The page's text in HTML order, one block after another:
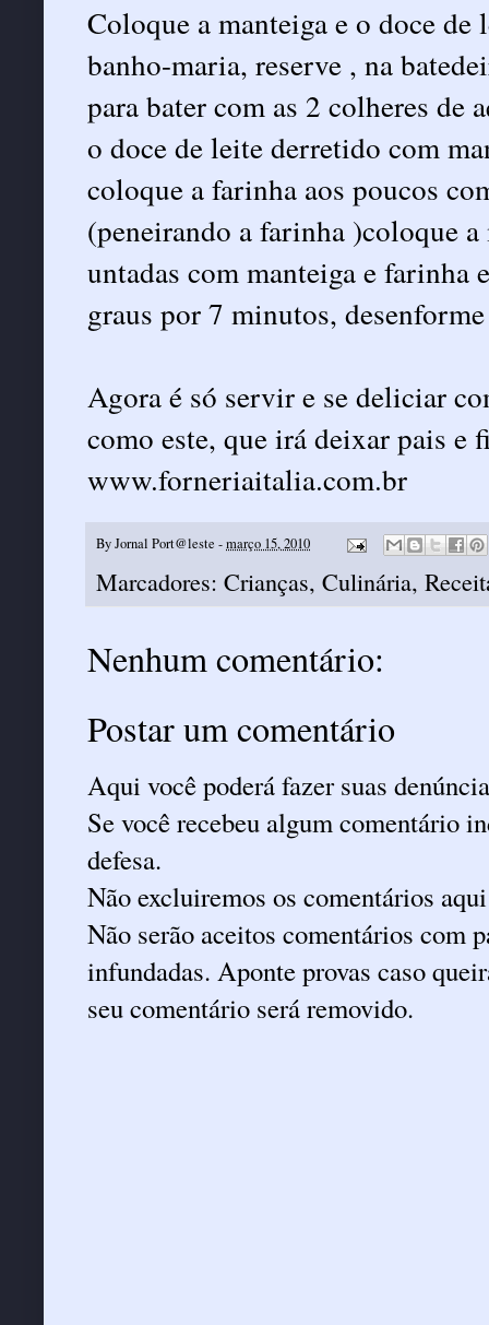
Coloque a manteiga e o doce
banho-maria, reserve , na
para bater com as 2 colheres de
o doce de leite derretido com
coloque a farinha aos poucos
(peneirando a farinha )coloque
untadas com manteiga e farinha
graus por 7 minutos,
Agora é só servir e se deliciar
como este, que irá deixar pais e
www.forneriaitalia.com.br
ByJornal Port@leste -março 15, 2010
Marcadores: Crianças, Culinária,
Nenhum comentário:
Postar um comentário
Aqui você poderá fazer suas
Se você recebeu algum comentário
defesa.
Não excluiremos os comentários
Não serão aceitos comentários com
infundadas. Aponte provas caso
seu comentário será removido.